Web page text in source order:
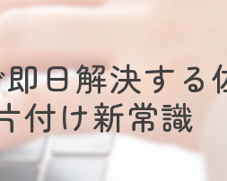
日解決する
付け新常識